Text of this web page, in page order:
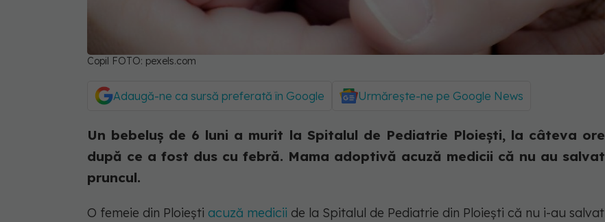
Copil FOTO: pexels.com
Adaugă-ne ca sursă preferată în Google Urmărește-ne pe Google News
Un bebeluș de 6 luni a murit la Spitalul de Pediatrie Ploiești, la câteva ore
după ce a fost dus cu febră. Mama adoptivă acuză medicii că nu au salvat
pruncul.
O femeie din Ploiești acuză medicii de la Spitalul de Pediatrie din Ploiești că nu i-au salvat